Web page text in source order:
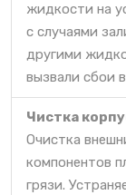
жидкости на
с случаями
другими
вызвали сбои
Чистка
Очистка
компонентов
грязи.